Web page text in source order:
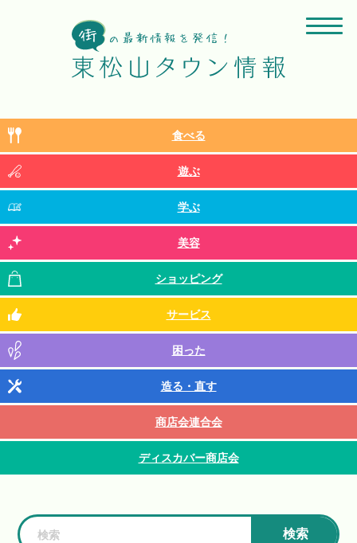
食べる
遊ぶ
学ぶ
美容
ショッピング
サービス
困った
造る・直す
商店会連合会
ディスカバー商店会
検索